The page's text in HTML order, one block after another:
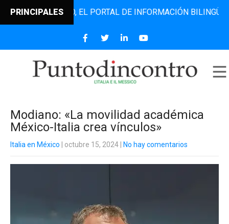
PRINCIPALESEL PORTAL DE INFORMACIÓN BILINGÜE QUE
Modiano: «La movilidad académica
México-Italia crea vínculos»
Italia en México | octubre 15, 2024 No hay comentarios